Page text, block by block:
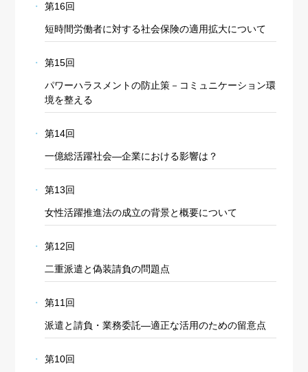
第16回
短時間労働者に対する社会保険の適用拡大について
第15回
パワーハラスメントの防止策－コミュニケーション環
境を整える
第14回
一億総活躍社会―企業における影響は？
第13回
女性活躍推進法の成立の背景と概要について
第12回
二重派遣と偽装請負の問題点
第11回
派遣と請負・業務委託―適正な活用のための留意点
第10回